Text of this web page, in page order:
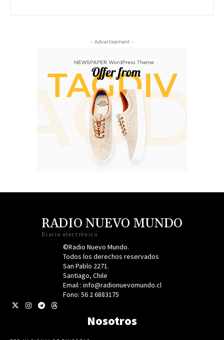
- Advertisement -
RADIO NUEVO MUNDO
Diario electrónico
©Radio Nuevo Mundo.
Todos los derechos reservados
San Pablo 2271.
Santiago, Chile
Email : info@radionuevomundo.cl
Fono: 56 2 6883175
Nosotros